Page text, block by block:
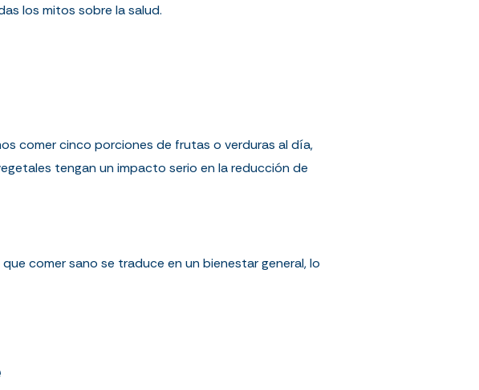
los mitos sobre la salud.
comer cinco porciones de frutas o verduras al día,
tengan un impacto serio en la reducción de
comer sano se traduce en un bienestar general, lo